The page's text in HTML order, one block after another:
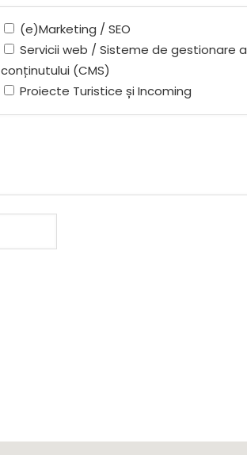
(e)Marketing / SEO
Servicii web / Sisteme de gestionare a
conținutului (CMS)
Proiecte Turistice și Incoming